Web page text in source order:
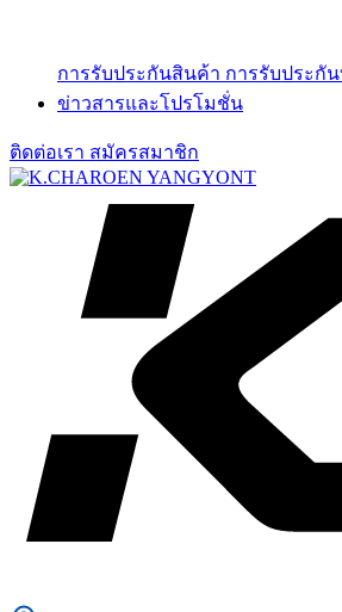
การรับประกันสินค้า การรับประกั
ข่าวสารและโปรโมชั่น
ติดต่อเรา สมัครสมาชิก